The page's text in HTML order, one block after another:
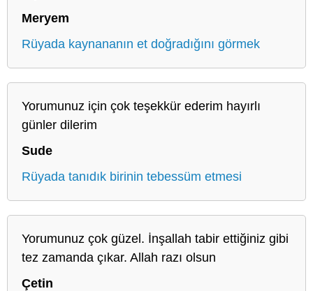
Meryem
Rüyada kaynananın et doğradığını görmek
Yorumunuz için çok teşekkür ederim hayırlı
günler dilerim
Sude
Rüyada tanıdık birinin tebessüm etmesi
Yorumunuz çok güzel. İnşallah tabir ettiğiniz gibi
tez zamanda çıkar. Allah razı olsun
Çetin